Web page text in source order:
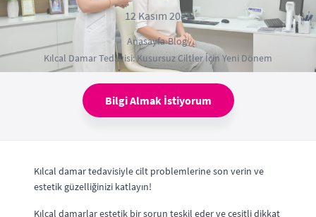
12 Kasım 2025
Anasayfa›Blog›
Kılcal Damar Tedavisi: Kusursuz Ciltler İçin Yeni Dönem
Bilgi Almak İstiyorum
Kılcal damar tedavisiyle cilt problemlerine son verin ve
estetik güzelliğinizi katlayın!
Kılcal damarlar estetik bir sorun teşkil eder ve çeşitli dikkat